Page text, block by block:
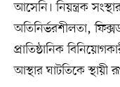
আসেনি। নিয়ন্ত্রক
অতিনির্ভরশীলতা,
প্রাতিষ্ঠানিক
আস্থার ঘাটতিকে স্থায়ী